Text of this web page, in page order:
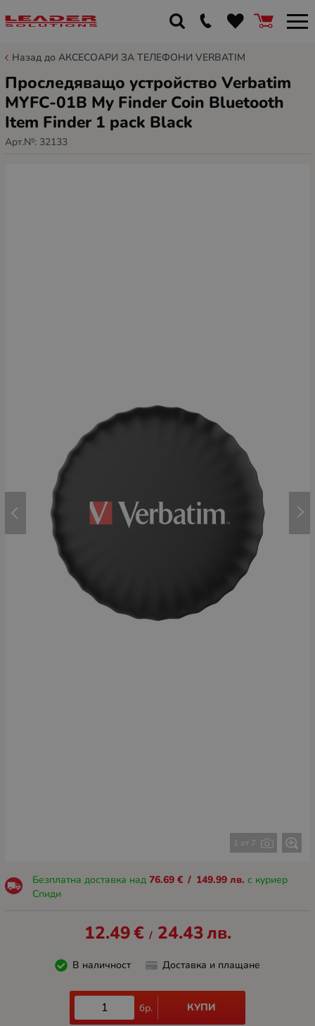
Назад до АКСЕСОАРИ ЗА ТЕЛЕФОНИ VERBATIM
Проследяващо устройство Verbatim
MYFC-01B My Finder Coin Bluetooth
Item Finder 1 pack Black
Арт.№: 32133
1 от 7
Безплатна доставка над 76.69 € / 149.99 лв. с куриер
Спиди
12.49€ / 24.43лв.
В наличност Доставка и плащане
бр. КУПИ